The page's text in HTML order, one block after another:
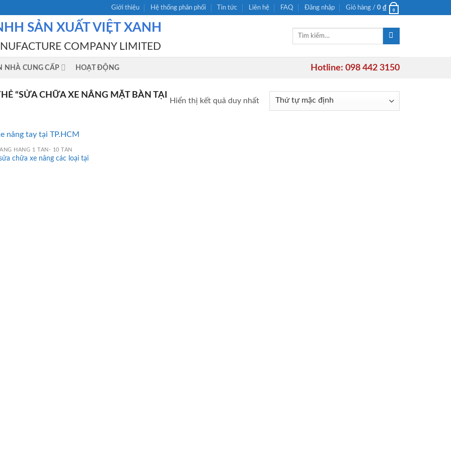
Giới thiệu Hệ thống phân phối Tin tức Liên hệ FAQ Đăng nhập Giỏ hàng / 0 ₫ 0
SẢN XUẤT VIỆT XANH
COMPANY LIMITED
Tìm
NHÀ CUNG CẤP HOẠT ĐỘNG Hotline: 098 442 3150
“SỬA CHỮA XE NÂNG MẶT BÀN TẠI
Hiển thị kết quả duy nhất
HÀNG 1 TẤN- 10 TẤN
chữa xe nâng các loại tại